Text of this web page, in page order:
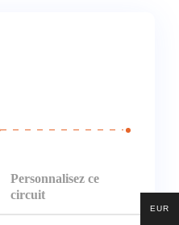
Personnalisez ce
circuit
EUR